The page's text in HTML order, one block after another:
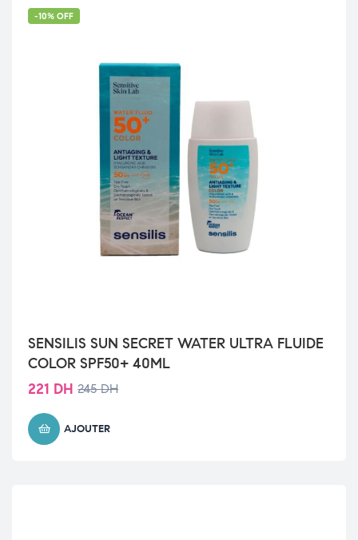
-10% OFF
SENSILIS SUN SECRET WATER ULTRA FLUIDE
COLOR SPF50+ 40ML
245DH
221 DH
AJOUTER